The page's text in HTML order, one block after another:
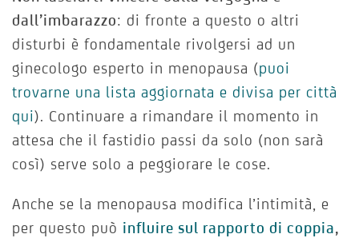
dall’imbarazzo: di fronte a questo o altri
disturbi è fondamentale rivolgersi ad un
ginecologo esperto in menopausa (puoi
trovarne una lista aggiornata e divisa per città
qui). Continuare a rimandare il momento in
attesa che il fastidio passi da solo (non sarà
così) serve solo a peggiorare le cose.
Anche se la menopausa modifica l’intimità, e
per questo può influire sul rapporto di coppia,